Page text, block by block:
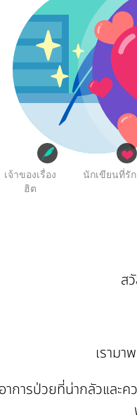
เจ้าของเรื่อง
ฮิต
นักเขียนที่รัก
ส
เราม
าการป่วยที่น่ากลัวและ